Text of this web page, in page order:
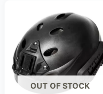
OUT OF STOCK